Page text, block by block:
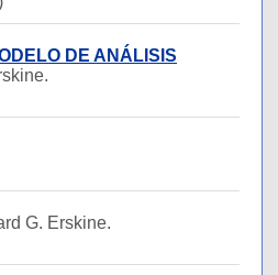
DE ANÁLISIS
G. Erskine.